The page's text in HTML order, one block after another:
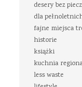
desery bez
dla
fajne miejsca
historie
książki
kuchnia
less waste